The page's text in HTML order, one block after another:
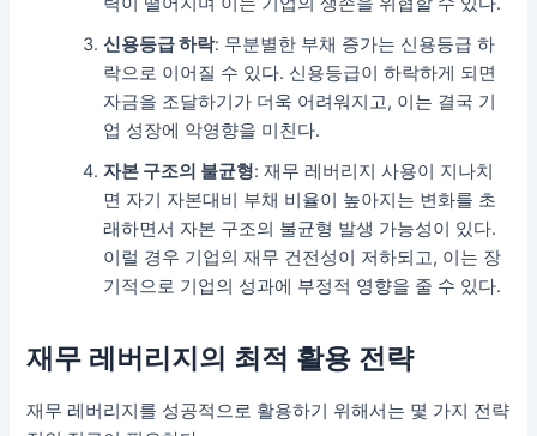
신용등급 하락: 무분별한 부채 증가는 신용등급 하
락으로 이어질 수 있다. 신용등급이 하락하게 되면
자금을 조달하기가 더욱 어려워지고, 이는 결국 기
업 성장에 악영향을 미친다.
자본 구조의 불균형: 재무 레버리지 사용이 지나치
면 자기 자본대비 부채 비율이 높아지는 변화를 초
래하면서 자본 구조의 불균형 발생 가능성이 있다.
이럴 경우 기업의 재무 건전성이 저하되고, 이는 장
기적으로 기업의 성과에 부정적 영향을 줄 수 있다.
재무 레버리지의 최적 활용 전략
재무 레버리지를 성공적으로 활용하기 위해서는 몇 가지 전략